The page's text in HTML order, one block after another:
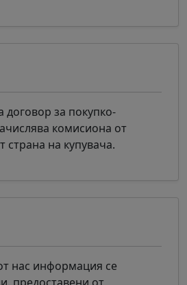
за покупко-
комисиона от
страна на купувача.
нас информация се